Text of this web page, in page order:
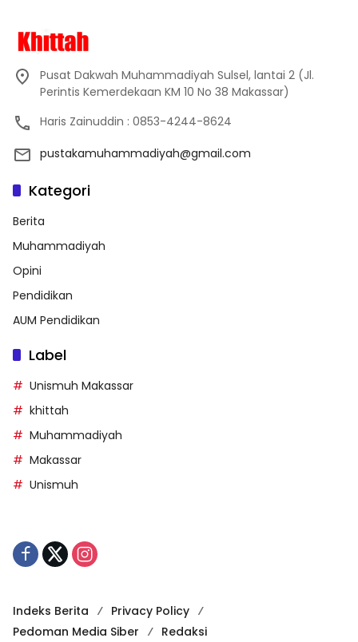
Pusat Dakwah Muhammadiyah Sulsel, lantai 2 (Jl.
Perintis Kemerdekaan KM 10 No 38 Makassar)
Haris Zainuddin : 0853-4244-8624
pustakamuhammadiyah@gmail.com
Kategori
Berita
Muhammadiyah
Opini
Pendidikan
AUM Pendidikan
Label
Unismuh Makassar
khittah
Muhammadiyah
Makassar
Unismuh
Indeks Berita
Privacy Policy
Pedoman Media Siber
Redaksi